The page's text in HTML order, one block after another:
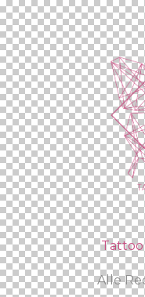
Tattoo
Alle